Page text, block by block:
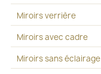
Miroirs verrière
Miroirs avec cadre
Miroirs sans éclairage